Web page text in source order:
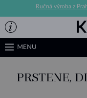
Ručná výroba z
MENU
PRSTENE,